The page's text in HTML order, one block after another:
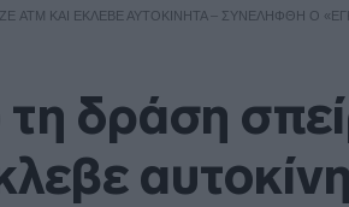
ATM ΚΑΙ ΈΚΛΕΒΕ ΑΥΤΟΚΊΝΗΤΑ – ΣΥΝΕΛΉΦΘΗ Ο
δράση